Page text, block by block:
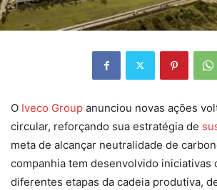
O Iveco Group anunciou novas ações
circular, reforçando sua estratégia de
meta de alcançar neutralidade de
companhia tem desenvolvido iniciativas
diferentes etapas da cadeia produtiva,